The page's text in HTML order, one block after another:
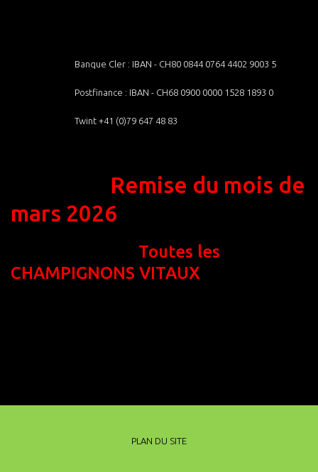
Banque Cler : IBAN - CH80 0844 0764 4402 9003 5
Postfinance : IBAN - CH68 0900 0000 1528 1893 0
Twint +41 (0)79 647 48 83
Remise du mois de
mars 2026
Toutes les
CHAMPIGNONS VITAUX
PLAN DU SITE